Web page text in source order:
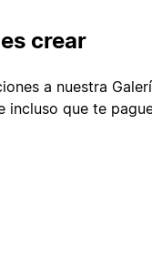
crear
a nuestra
incluso que te